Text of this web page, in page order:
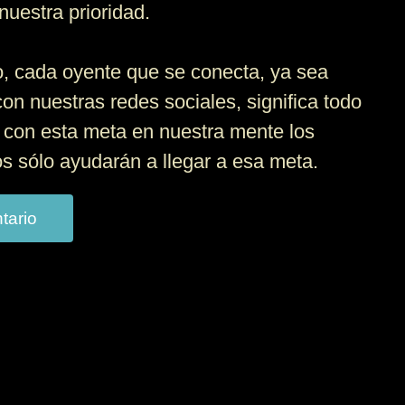
prioridad.
cada oyente que se conecta, ya sea
nuestras redes sociales, significa todo
esta meta en nuestra mente los
sólo ayudarán a llegar a esa meta.